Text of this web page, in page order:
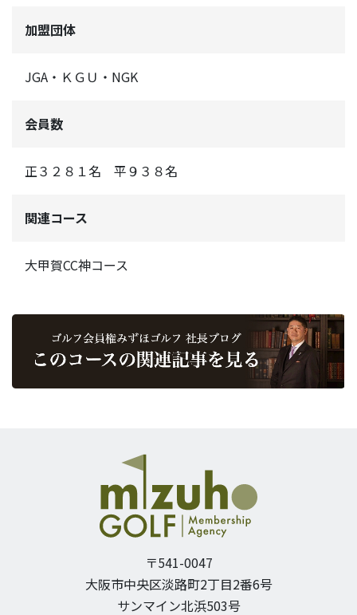
加盟団体
JGA・ＫＧＵ・NGK
会員数
正３２８１名 平９３８名
関連コース
大甲賀CC神コース
〒541-0047
大阪市中央区淡路町2丁目2番6号
サンマイン北浜503号